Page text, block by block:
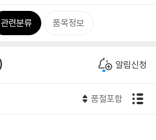
관련분류 품목정보
알림신청
품절포함